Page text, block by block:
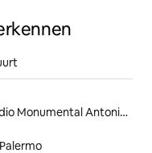
Estadio Monumental Antonio Vespucio Liberti